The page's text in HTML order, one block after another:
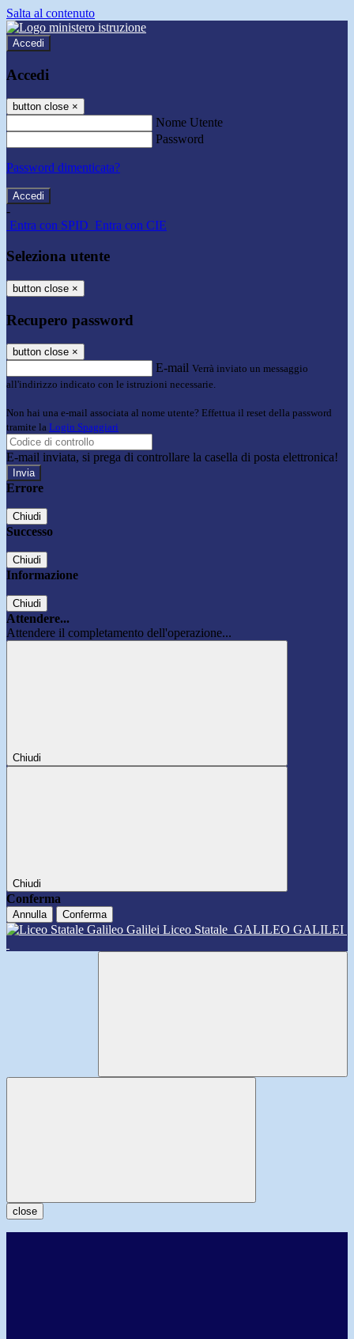
Salta al contenuto
Accedi
Accedi
button close ×
Nome Utente
Password
Password dimenticata?
-
Entra con SPID Entra con CIE
Seleziona utente
button close ×
Recupero password
button close ×
E-mail Verrà inviato un messaggio
all'indirizzo indicato con le istruzioni necessarie.
Non hai una e-mail associata al nome utente? Effettua il reset della password
tramite la Login Spaggiari
E-mail inviata, si prega di controllare la casella di posta elettronica!
Errore
Chiudi
Successo
Chiudi
Informazione
Chiudi
Attendere...
Attendere il completamento dell'operazione...
Chiudi
Chiudi
Conferma
Annulla Conferma
Liceo Statale GALILEO GALILEI
close